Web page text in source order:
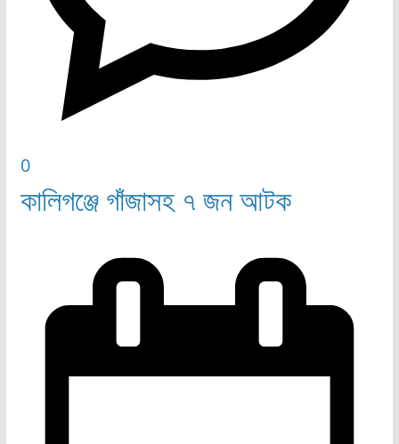
0
কালিগঞ্জে গাঁজাসহ ৭ জন আটক